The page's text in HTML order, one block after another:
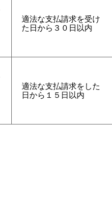
適法な支払請求を受け
た日から３０日以内
適法な支払請求をした
日から１５日以内